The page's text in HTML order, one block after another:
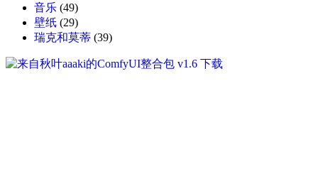
音乐 (49)
壁纸 (29)
瑞克和莫蒂 (39)